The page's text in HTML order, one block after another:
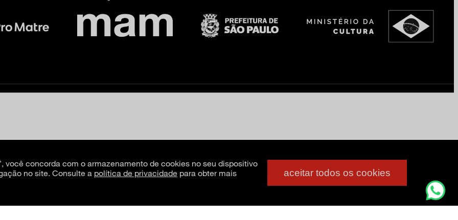
você concorda com o armazenamento de cookies no seu dispositivo
no site. Consulte a política de privacidade para obter mais
aceitar todos os cookies